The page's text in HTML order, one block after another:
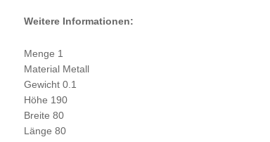
Weitere Informationen:
Menge 1
Material Metall
Gewicht 0.1
Höhe 190
Breite 80
Länge 80